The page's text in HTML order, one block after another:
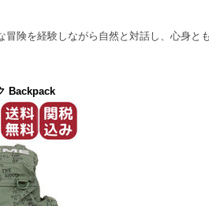
険を経験しながら自然と対話し、心身と
Backpack